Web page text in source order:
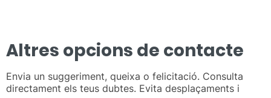
Altres opcions de contacte
Envia un suggeriment, queixa o felicitació. Consulta
directament els teus dubtes. Evita desplaçaments i